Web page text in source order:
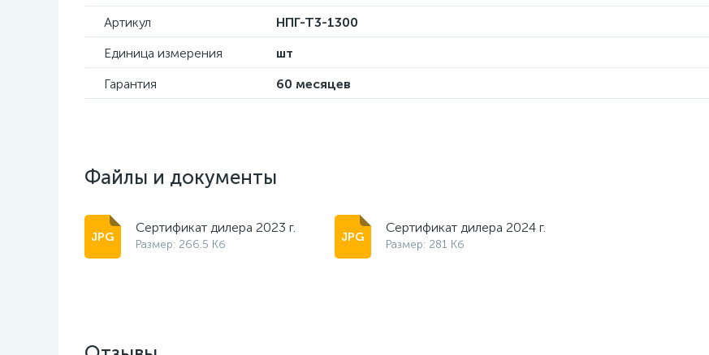
Артикул
НПГ-Т3-1300
Единица измерения
шт
Гарантия
60 месяцев
Файлы и документы
Сертификат дилера 2023 г.
Размер: 266.5 Кб
Сертификат дилера 2024 г.
Размер: 281 Кб